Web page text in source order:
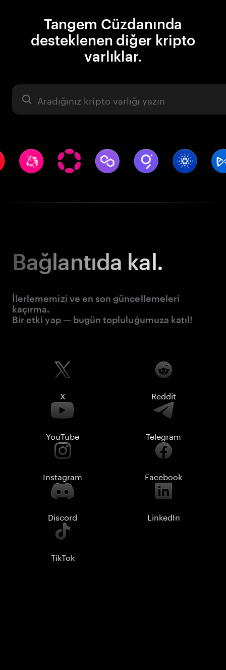
Tangem Cüzdanında
desteklenen diğer kripto
varlıklar.
Varlık
Bağlantıda kal.
İlerlememizi ve en son güncellemeleri
kaçırma.
Bir etki yap — bugün topluluğumuza katıl!
X Reddit
YouTube Telegram
Instagram Facebook
Discord LinkedIn
TikTok